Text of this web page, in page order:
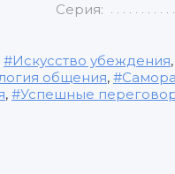
Серия:
Искусство убеждения,
общения,
, Успешные